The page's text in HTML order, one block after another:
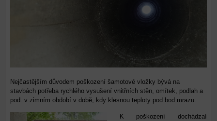
Nejčastějším důvodem poškození šamotové vložky bývá na
stavbách potřeba rychlého vysušení vnitřních stěn, omítek, podlah a
pod. v zimním období v době, kdy klesnou teploty pod bod mrazu.
K poškození dochádzaí